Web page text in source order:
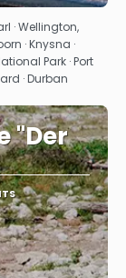
· Wellington,
· Knysna ·
Park · Port
· Durban
"Der